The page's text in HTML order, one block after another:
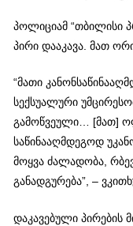
პოლიციამ “თბილისი
პირი დააკავა. მათ
“მათი
სექსუალური
გამოწვეული… [მათ]
საწინააღმდეგოდ
მოყვა ძალადობა,
განადგურება”, –
დაკავებული პირების